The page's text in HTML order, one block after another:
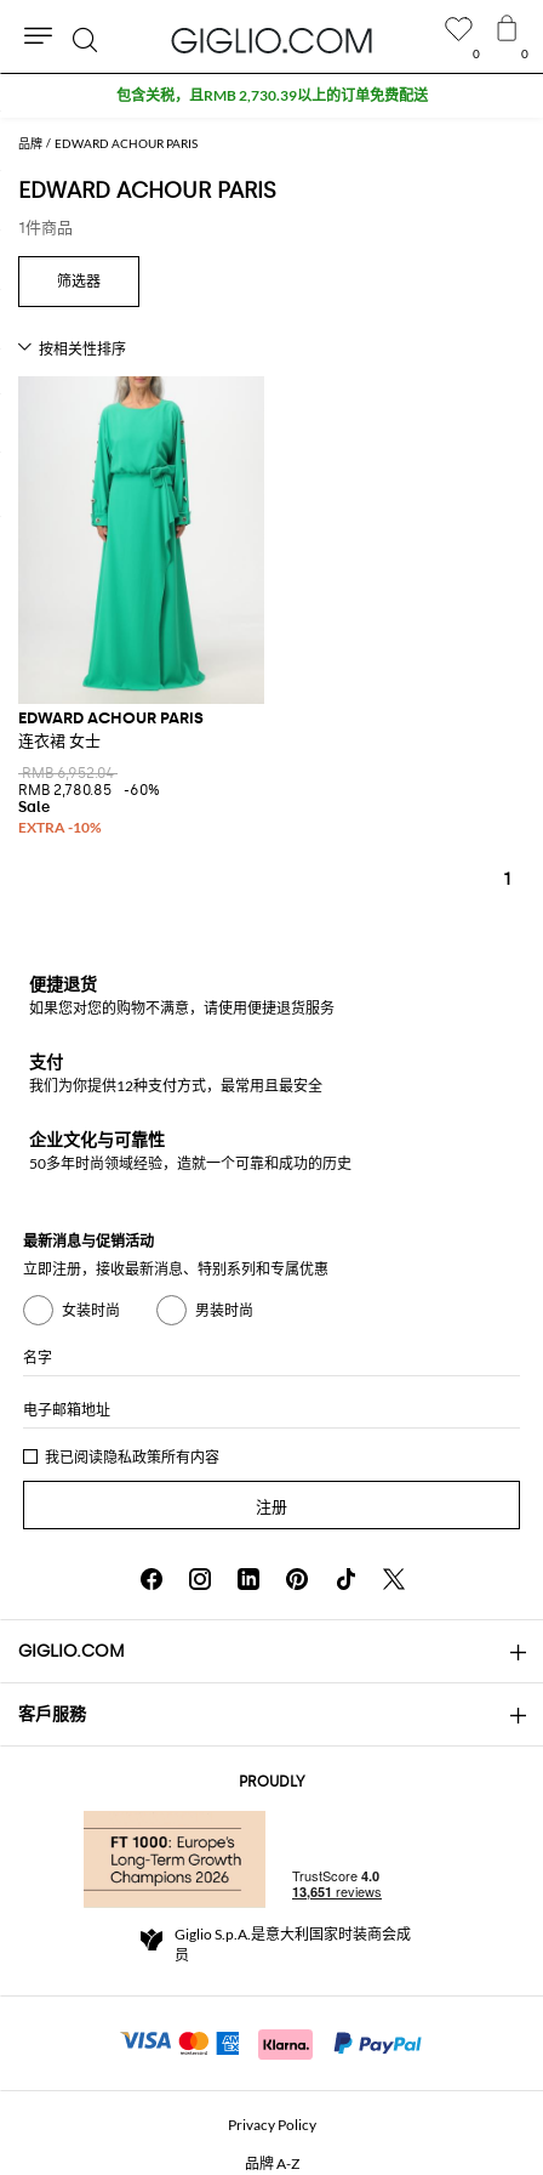
品牌 EDWARD ACHOUR PARIS
EDWARD ACHOUR PARIS
1件商品
EDWARD ACHOUR PARIS
连衣裙 女士
RMB 6,952.04
RMB 2,780.85
-60%
1
0 0
包含关税，且RMB 2,730.39以上的订单免费配送
便捷退货
如果您对您的购物不满意，请使用便捷退货服务
支付
我们为你提供12种支付方式，最常用且最安全
企业文化与可靠性
50多年时尚领域经验，造就一个可靠和成功的历史
最新消息与促销活动
立即注册，接收最新消息、特别系列和专属优惠
女装时尚 男装时尚
名字
电子邮箱地址
我已阅读隐私政策所有内容
注册
GIGLIO.COM
About
Community Store
Beauty Seekers VIP Club
客戶服務
退货与退款
For a safe shopping experience
Security Communication
PROUDLY
Giglio S.p.A.是意大利国家时装商会成
员
Privacy Policy
品牌 A-Z